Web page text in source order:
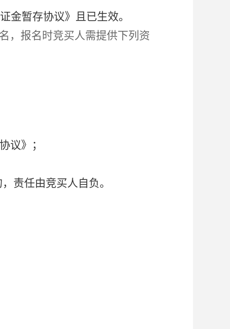
金暂存协议》且已生效。
，报名时竞买人需提供下列资
议》；
责任由竞买人自负。